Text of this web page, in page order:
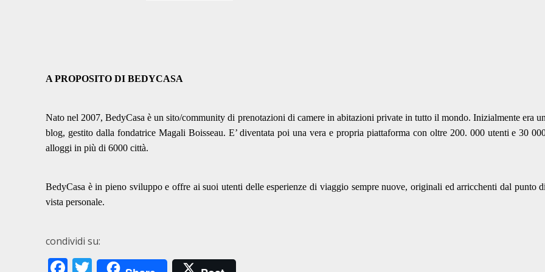
A PROPOSITO DI BEDYCASA
Nato nel 2007, BedyCasa è un sito/community di prenotazioni di camere in abitazioni private in tutto il mondo. Inizialmente era un
blog, gestito dalla fondatrice Magali Boisseau. E’ diventata poi una vera e propria piattaforma con oltre 200. 000 utenti e 30
alloggi in più di 6000 città.
BedyCasa è in pieno sviluppo e offre ai suoi utenti delle esperienze di viaggio sempre nuove, originali ed arricchenti dal punto di
vista personale.
condividi su: